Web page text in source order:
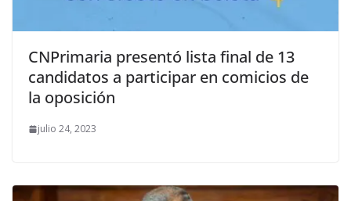
CNPrimaria presentó lista final de 13
candidatos a participar en comicios de
la oposición
julio 24, 2023